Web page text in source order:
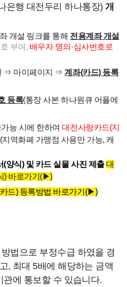
은행 대전두리 하나통장) 개
개설 링크를 통해 전용계좌 개설
부여, 배우자 명의·심사번호로
⇒ 마이페이지 ⇒계좌(카드) 등록
등록(통장 사본 하나원큐 어플에
능 시에 한하여대전사랑카드(지
역화폐 가맹점 사용만 가능, 캐
(양식) 및 카드 실물 사진 제출대
) 바로가기(▶)
드) 등록방법 바로가기(▶)
법으로 부정수급 하였을 경
, 최대 5배에 해당하는 금액
관에 통보할 수 있습니다.